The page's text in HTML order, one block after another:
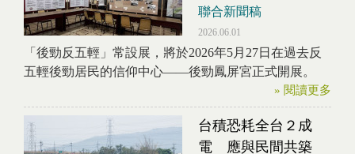
聯合新聞稿
2026.06.01
「後勁反五輕」常設展，將於2026年5月27日在過去反
五輕後勁居民的信仰中心——後勁鳳屏宮正式開展。
» 閱讀更多
台積恐耗全台２成
電 應與民間共築